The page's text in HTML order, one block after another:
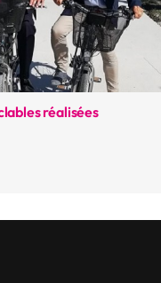
de remise des insignes
de la préparation militaire